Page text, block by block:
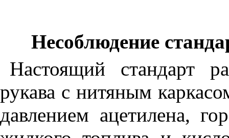
Несоблюдение
Настоящий стандарт
рукава с нитяным
давлением ацетилена,